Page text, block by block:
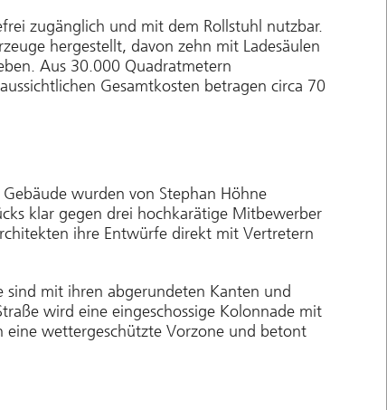
zugänglich und mit dem Rollstuhl nutzbar.
hergestellt, davon zehn mit Ladesäulen
Aus 30.000 Quadratmetern
Gesamtkosten betragen circa 70
wurden von Stephan Höhne
klar gegen drei hochkarätige Mitbewerber
ihre Entwürfe direkt mit Vertretern
sind mit ihren abgerundeten Kanten und
wird eine eingeschossige Kolonnade mit
wettergeschützte Vorzone und betont